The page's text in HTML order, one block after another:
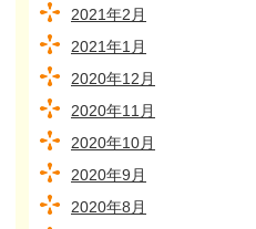
2021年2月
2021年1月
2020年12月
2020年11月
2020年10月
2020年9月
2020年8月